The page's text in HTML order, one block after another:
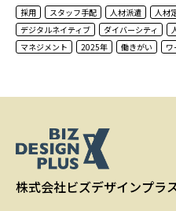
採用 スタッフ手配 人材派遣 人材
デジタルネイティブ
ダイバーシティ
マネジメント
2025年 働きがい
株式会社ビズデザインプラ